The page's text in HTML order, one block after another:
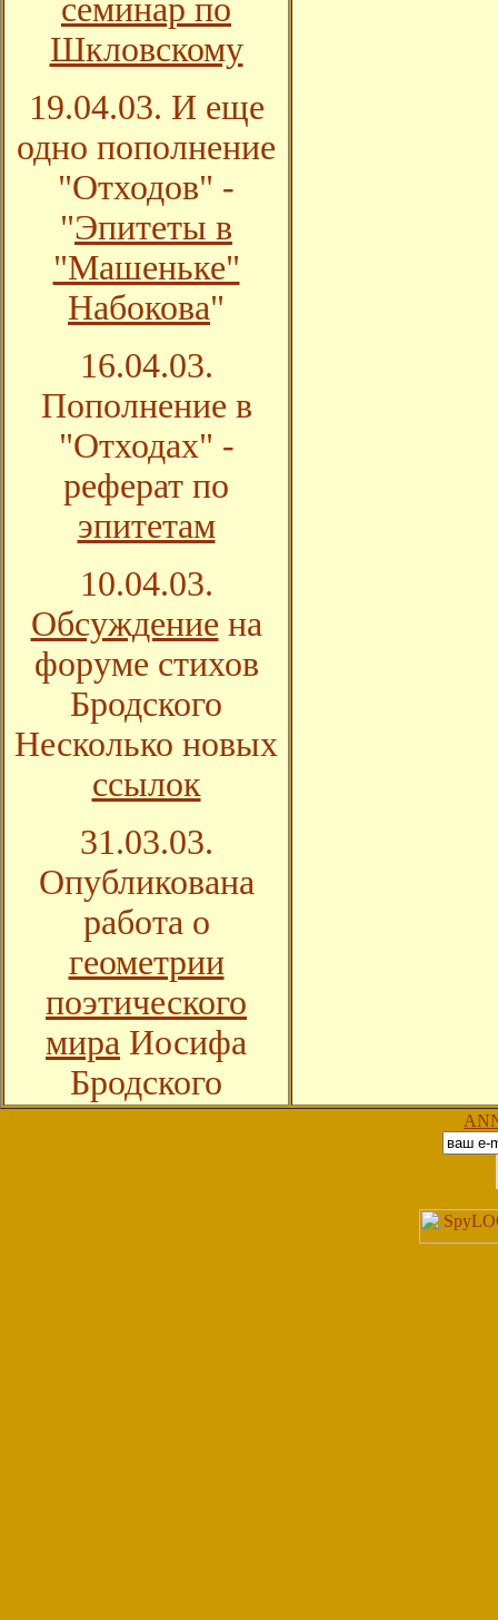
семинар по
Шкловскому
19.04.03. И еще
одно пополнение
"Отходов" -
"Эпитеты в
"Машеньке"
Набокова"
16.04.03.
Пополнение в
"Отходах" -
реферат по
эпитетам
10.04.03.
Обсуждение на
форуме стихов
Бродского
Несколько новых
ссылок
31.03.03.
Опубликована
работа о
геометрии
поэтического
мира Иосифа
Бродского